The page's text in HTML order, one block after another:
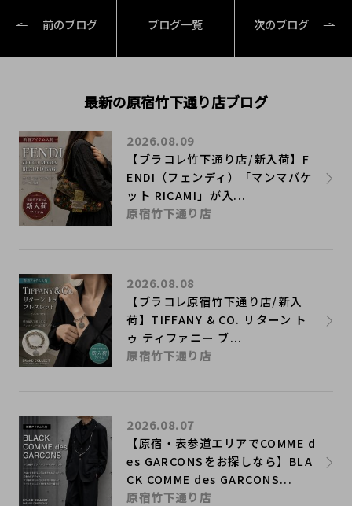
前のブログ ブログ一覧 次のブログ
最新の原宿竹下通り店ブログ
【ブラコレ竹下通り店/新入荷】F
ENDI（フェンディ）「マンマバケ
ット RICAMI」が入...
2026.08.09
原宿竹下通り店
【ブラコレ原宿竹下通り店/新入
荷】TIFFANY & CO. リターン ト
ゥ ティファニー ブ...
2026.08.08
原宿竹下通り店
【原宿・表参道エリアでCOMME d
es GARCONSをお探しなら】BLA
CK COMME des GARCONS...
2026.08.07
原宿竹下通り店